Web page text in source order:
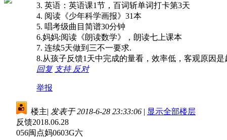
3. 英语：英语课1节，百词斩单词打卡第3天
4. 阅读《少年科学画报》31本
5. 唱考级曲目简谱30分钟
6.妈妈:阅读《朗读数学》，朗读七上课本
7. 连续5天做到三不一要求.
8.从孩子反馈1天中完成的量看，效率低，客观原因
回复 支持 反对
举报
楼主| 发表于 2018-6-28 23:33:06 | 显示全部楼层
反馈2018.06.28
056闽点妈0603G六